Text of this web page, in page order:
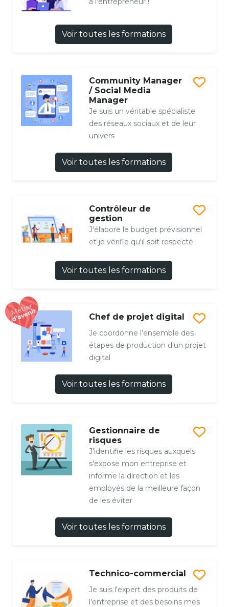
Voir toutes les formations
Community Manager
/ Social Media
Manager
Je suis un véritable spécialiste
des réseaux sociaux et de leur
univers
Voir toutes les formations
Contrôleur de
gestion
J'élabore le budget prévisionnel
et je vérifie qu'il soit respecté
Voir toutes les formations
Chef de projet digital
Je coordonne l’ensemble des
étapes de production d’un projet
digital
Voir toutes les formations
Gestionnaire de
risques
J'identifie les risques auxquels
s'expose mon entreprise et
informe la direction et les
employés de la meilleure façon
de les éviter
Voir toutes les formations
Technico-commercial
Je suis l'expert des produits de
l'entreprise et des besoins mes